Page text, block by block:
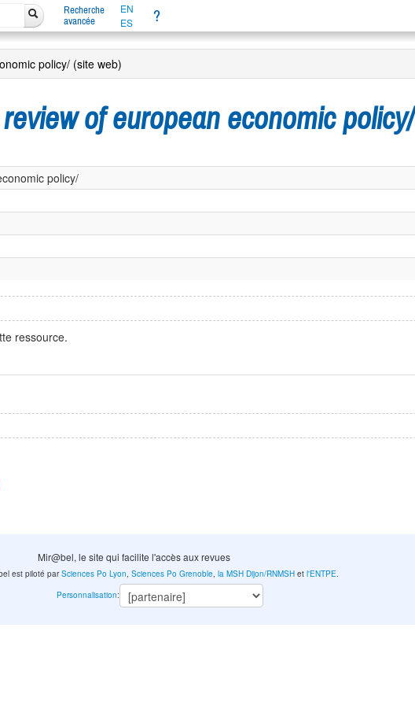
Recherche
avancée
EN
ES
?
policy/ (site web)
of european economic policy/
policy/
ressource.
Mir@bel, le site qui facilite l'accès aux revues
est piloté parSciences Po Lyon,Sciences Po Grenoble,la MSH Dijon/RNMSH etl'ENTPE.
Personnalisation: